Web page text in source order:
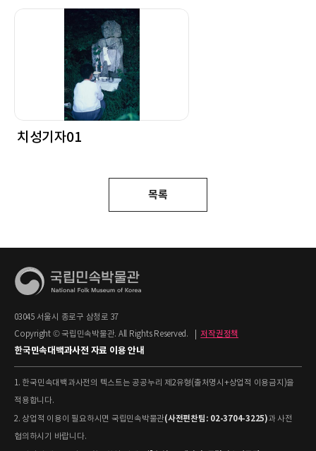
치성기자01
목록
03045 서울시 종로구 삼청로 37
Copyright © 국립민속박물관. All Rights Reserved.
저작권정책
한국민속대백과사전 자료 이용 안내
1. 한국민속대백과사전의 텍스트는 공공누리 제2유형(출처명시+상업적 이용금지)을
적용합니다.
2. 상업적 이용이 필요하시면 국립민속박물관(사전편찬팀: 02-3704-3225)과 사전
협의하시기 바랍니다.